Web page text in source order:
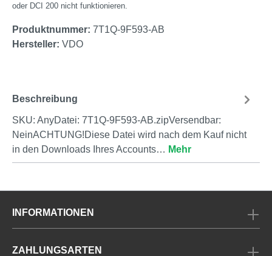
oder DCI 200 nicht funktionieren.
Produktnummer: 7T1Q-9F593-AB
Hersteller: VDO
Beschreibung
SKU: AnyDatei: 7T1Q-9F593-AB.zipVersendbar:
NeinACHTUNG!Diese Datei wird nach dem Kauf nicht
in den Downloads Ihres Accounts… Mehr
INFORMATIONEN
ZAHLUNGSARTEN